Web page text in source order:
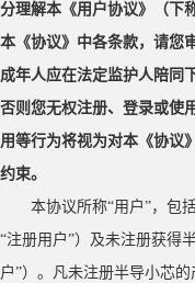
分理解本《用户协议》（下
本《协议》中各条款，请您
成年人应在法定监护人陪同
否则您无权注册、登录或使
用等行为将视为对本《协议
约束。
本协议所称“用户”，包
“注册用户”）及未注册获得
户”）。凡未注册半导小芯